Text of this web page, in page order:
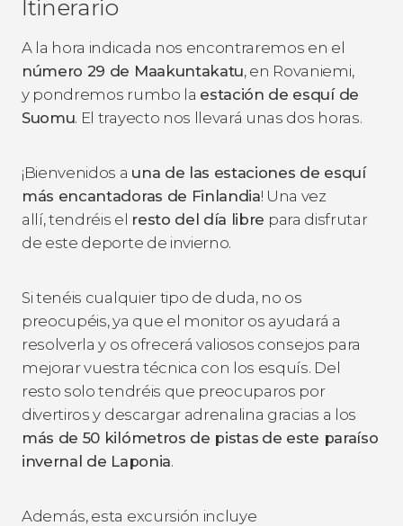
Itinerario
A la hora indicada nos encontraremos en el
número 29 de Maakuntakatu, en Rovaniemi,
y pondremos rumbo la estación de esquí de
Suomu. El trayecto nos llevará unas dos horas.
¡Bienvenidos a una de las estaciones de esquí
más encantadoras de Finlandia! Una vez
allí, tendréis el resto del día libre para disfrutar
de este deporte de invierno.
Si tenéis cualquier tipo de duda, no os
preocupéis, ya que el monitor os ayudará a
resolverla y os ofrecerá valiosos consejos para
mejorar vuestra técnica con los esquís. Del
resto solo tendréis que preocuparos por
divertiros y descargar adrenalina gracias a los
más de 50 kilómetros de pistas de este paraíso
invernal de Laponia.
Además, esta excursión incluye